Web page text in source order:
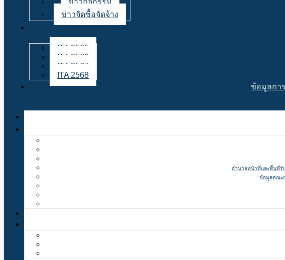
ข่าวกิจกรรม
ข่าวจัดซื้อจัดจ้าง
ITA 2565
ITA 2566
ITA 2567
ITA 2568
ข้อมูลกา
อำนาจหน้าที่และพื้นที่รั
ข้อมูลคณะก